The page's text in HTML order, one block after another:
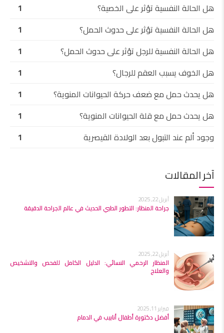
هل الحالة النفسية تؤثر على الخصية؟
1
هل الحالة النفسية تؤثر على حدوث الحمل؟
1
هل الحالة النفسية للرجل تؤثر على حدوث الحمل؟
1
هل الخوف يسبب العقم للرجال؟
1
هل يحدث حمل مع ضعف حركة الحيوانات المنوية؟
1
هل يحدث حمل مع قلة الحيوانات المنوية؟
1
وجود ألم عند التبول بعد الولادة القيصرية
1
آخر المقالات
أبريل 22, 2025
جراحة المنظار: التطور الطبي الحديث في عالم الجراحة الدقيقة
أبريل 22, 2025
المنظار الرحمي النسائي: الدليل الكامل للفحص والتشخيص
والعلاج
فبراير 11, 2025
أفضل دكتورة أطفال أنابيب في الدمام